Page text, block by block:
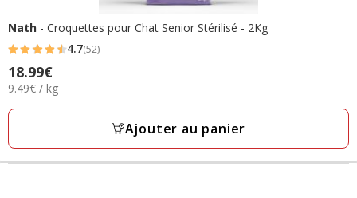
Nath - Croquettes pour Chat Senior Stérilisé - 2Kg
4.7
étoiles
avec
52
4.7(52)
Prix
18.99€
18.99€
9.49€
Kg
9.49€ / kg
Ajouter au panier